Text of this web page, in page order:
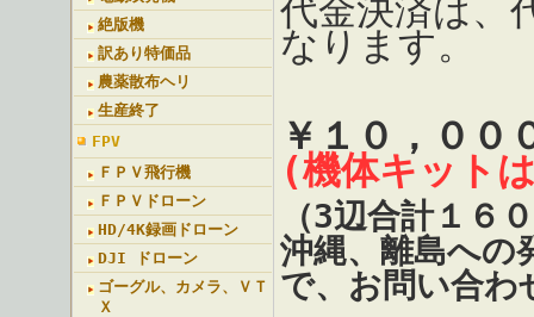
絶版機
訳あり特価品
農薬散布ヘリ
生産終了
FPV
ＦＰＶ飛行機
ＦＰＶドローン
HD/4K録画ドローン
DJI ドローン
ゴーグル、カメラ、ＶＴ
Ｘ
代金決済は、
なります。
￥１０，００
(機体キット
（3辺合計１６
沖縄、離島への
で、お問い合わ